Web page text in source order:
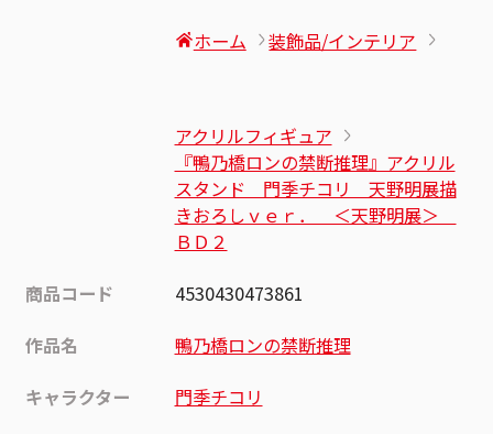
ホーム 装飾品/インテリア
アクリルフィギュア
『鴨乃橋ロンの禁断推理』アクリル
スタンド 門季チコリ 天野明展描
きおろしｖｅｒ． ＜天野明展＞
ＢＤ２
商品コード
4530430473861
作品名
鴨乃橋ロンの禁断推理
キャラクター
門季チコリ